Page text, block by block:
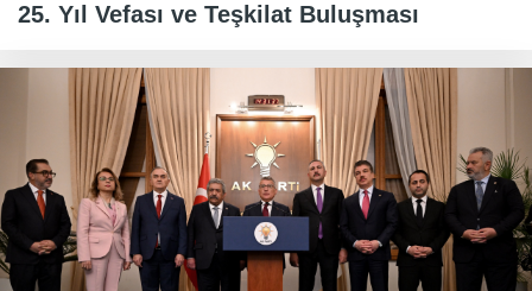
25. Yıl Vefası ve Teşkilat Buluşması